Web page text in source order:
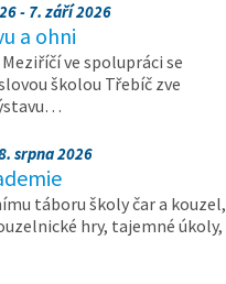
- 7. září 2026
a ohni
ve spolupráci se
školou Třebíč zve
srpna 2026
táboru školy čar a kouzel,
hry, tajemné úkoly,